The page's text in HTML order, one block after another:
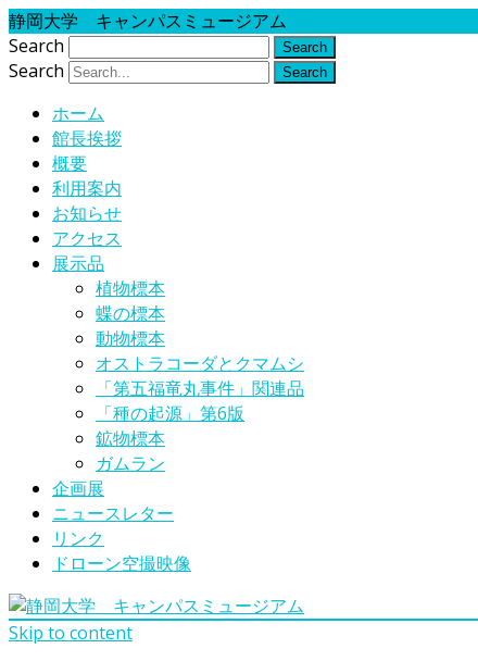
静岡大学 キャンパスミュージアム
Search
Search
ホーム
館長挨拶
概要
利用案内
お知らせ
アクセス
展示品
植物標本
蝶の標本
動物標本
オストラコーダとクマムシ
「第五福竜丸事件」関連品
「種の起源」第6版
鉱物標本
ガムラン
企画展
ニュースレター
リンク
ドローン空撮映像
Skip to content